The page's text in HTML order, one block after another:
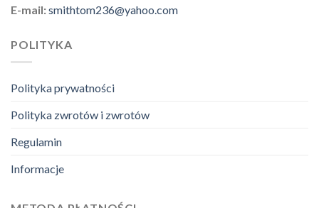
E-mail:smithtom236@yahoo.com
POLITYKA
Polityka prywatności
Polityka zwrotów i zwrotów
Regulamin
Informacje